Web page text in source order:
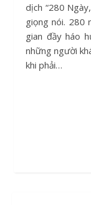
dịch “280
giọng nói. 280
gian đầy háo
những người
khi phải…